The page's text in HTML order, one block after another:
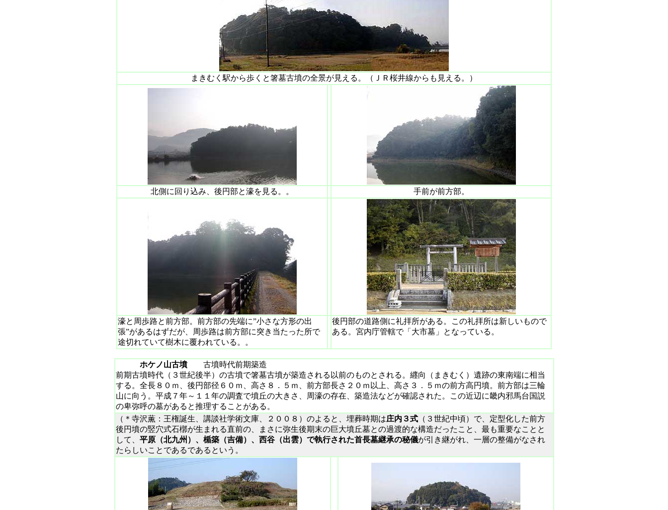
まきむく駅から歩くと箸墓古墳の全景が見える。（ＪＲ桜井線からも見える。）
北側に回り込み、後円部と濠を見る。。 手前が前方部。
濠と周歩路と前方部。前方部の先端に”小さな方形の出
張”があるはずだが、周歩路は前方部に突き当たった所で
途切れていて樹木に覆われている。。
後円部の道路側に礼拝所がある。この礼拝所は新しいもので
ある。宮内庁管轄で「大市墓」となっている。
ホケノ山古墳古墳時代前期築造
前期古墳時代（３世紀後半）の古墳で箸墓古墳が築造される以前のものとされる。 纒向（まきむく）遺跡の東南端に相当
する。 全長８０ｍ、後円部径６０ｍ、高さ８．５ｍ、前方部長さ２０ｍ以上、高さ３．５ｍの前方高円墳。前方部は三輪
山に向う。平成７年～１１年の調査で墳丘の大きさ、周濠の存在、築造法などが確認された。この近辺に畿内邪馬台国説
の卑弥呼の墓があると推理することがある。
（＊寺沢薫：王権誕生、講談社学術文庫、２００８）のよると、埋葬時期は庄内３式（３世紀中頃）で、定型化した前方
後円墳の竪穴式石槨が生まれる直前の、まさに弥生後期末の巨大墳丘墓との過渡的な構造だったこと、最も重要なことと
して、 平原（北九州）、楯築（吉備）、西谷（出雲）で執行された首長墓継承の秘儀が引き継がれ、一層の整備がなされ
たらしいことであるであるという。